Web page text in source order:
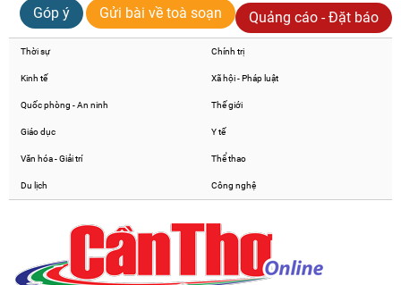
Góp ý
Gửi bài về toà soạn Quảng cáo - Đặt báo
Thời sự Chính trị
Kinh tế Xã hội - Pháp luật
Quốc phòng - An ninh Thế giới
Giáo dục Y tế
Văn hóa - Giải trí Thể thao
Du lịch Công nghệ